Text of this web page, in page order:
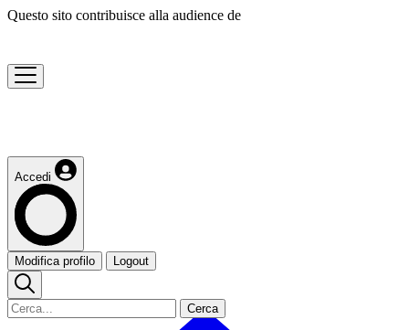
Questo sito contribuisce alla audience de
Accedi
Modifica profilo Logout
Cerca